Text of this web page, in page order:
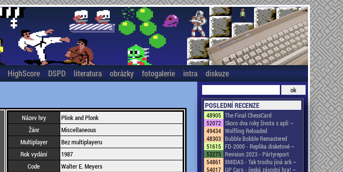
HighScore DSPD literatura obrázky fotogalerie intra diskuze
Název hry
Plink and Plonk
Žánr
Miscellaneous
Multiplayer
Bez multiplayeru
Rok vydání
1987
Code
Walter E. Meyers
POSLEDNÍ RECENZE
48905 The Final ChessCard
52072 Skoro dva roky života s apli ~
49434 Wolfling Reloaded
48303 Bubble Bobble Remastered
51615 FD-2000 - Replika disketové ~
53275 Revision 2023 - Pártyreport
54861
8MIDAS - Tak trochu jiná ark ~
54017 GP Cars - česká závodní hra! ~